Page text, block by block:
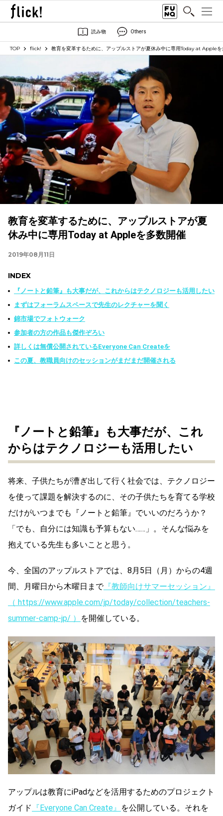
読み物 Others
TOP flick! 教育を変革するために、アップルストアが夏休み中に専用Today at Apple
教育を変革するために、アップルストアが夏
休み中に専用Today at Appleを多数開催
2019年08月11日
INDEX
『ノートと鉛筆』も大事だが、これからはテクノロジーも活用したい
まずはフォーラムスペースで先生のレクチャーを聞く
錦市場でフォトウォーク
参加者の方の作品も傑作ぞろい
詳しくは無償公開されているEveryone Can Createを
この夏、教職員向けのセッションがまだまだ開催される
『ノートと鉛筆』も大事だが、これ
からはテクノロジーも活用したい
将来、子供たちが漕ぎ出して行く社会では、テクノロジー
を使って課題を解決するのに、その子供たちを育てる学校
だけがいつまでも『ノートと鉛筆』でいいのだろうか？
「でも、自分には知識も予算もない……」。そんな悩みを
抱えている先生も多いことと思う。
今、全国のアップルストアでは、8月5日（月）からの4週
間、月曜日から木曜日まで『教師向けサマーセッション』
（ https://www.apple.com/jp/today/collection/teachers-
summer-camp-jp/ ）
を開催している。
アップルは教育にiPadなどを活用するためのプロジェクト
ガイド 『Everyone Can Create』 を公開している。それを